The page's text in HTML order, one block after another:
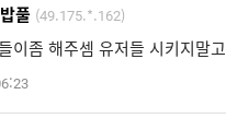
풀 (49.175.*.162)
이좀 해주셈 유저들 시키지말고